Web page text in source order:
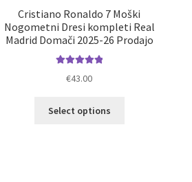
Cristiano Ronaldo 7 Moški
Nogometni Dresi kompleti Real
Madrid Domači 2025-26 Prodajo
€43.00
Select options